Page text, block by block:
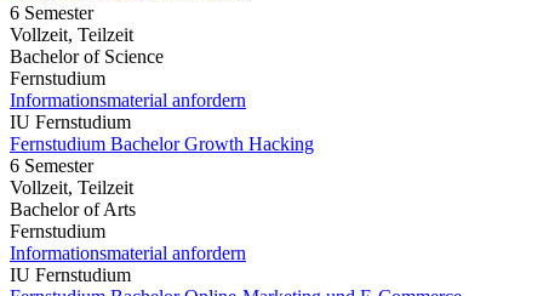
6 Semester
Vollzeit, Teilzeit
Bachelor of Science
Fernstudium
Informationsmaterial anfordern
IU Fernstudium
Fernstudium Bachelor Growth Hacking
6 Semester
Vollzeit, Teilzeit
Bachelor of Arts
Fernstudium
Informationsmaterial anfordern
IU Fernstudium